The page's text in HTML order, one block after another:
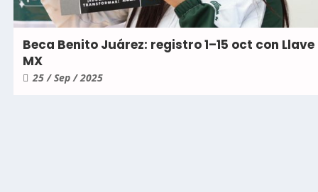
Beca Benito Juárez: registro 1–15 oct con Llave
MX
25 / Sep / 2025